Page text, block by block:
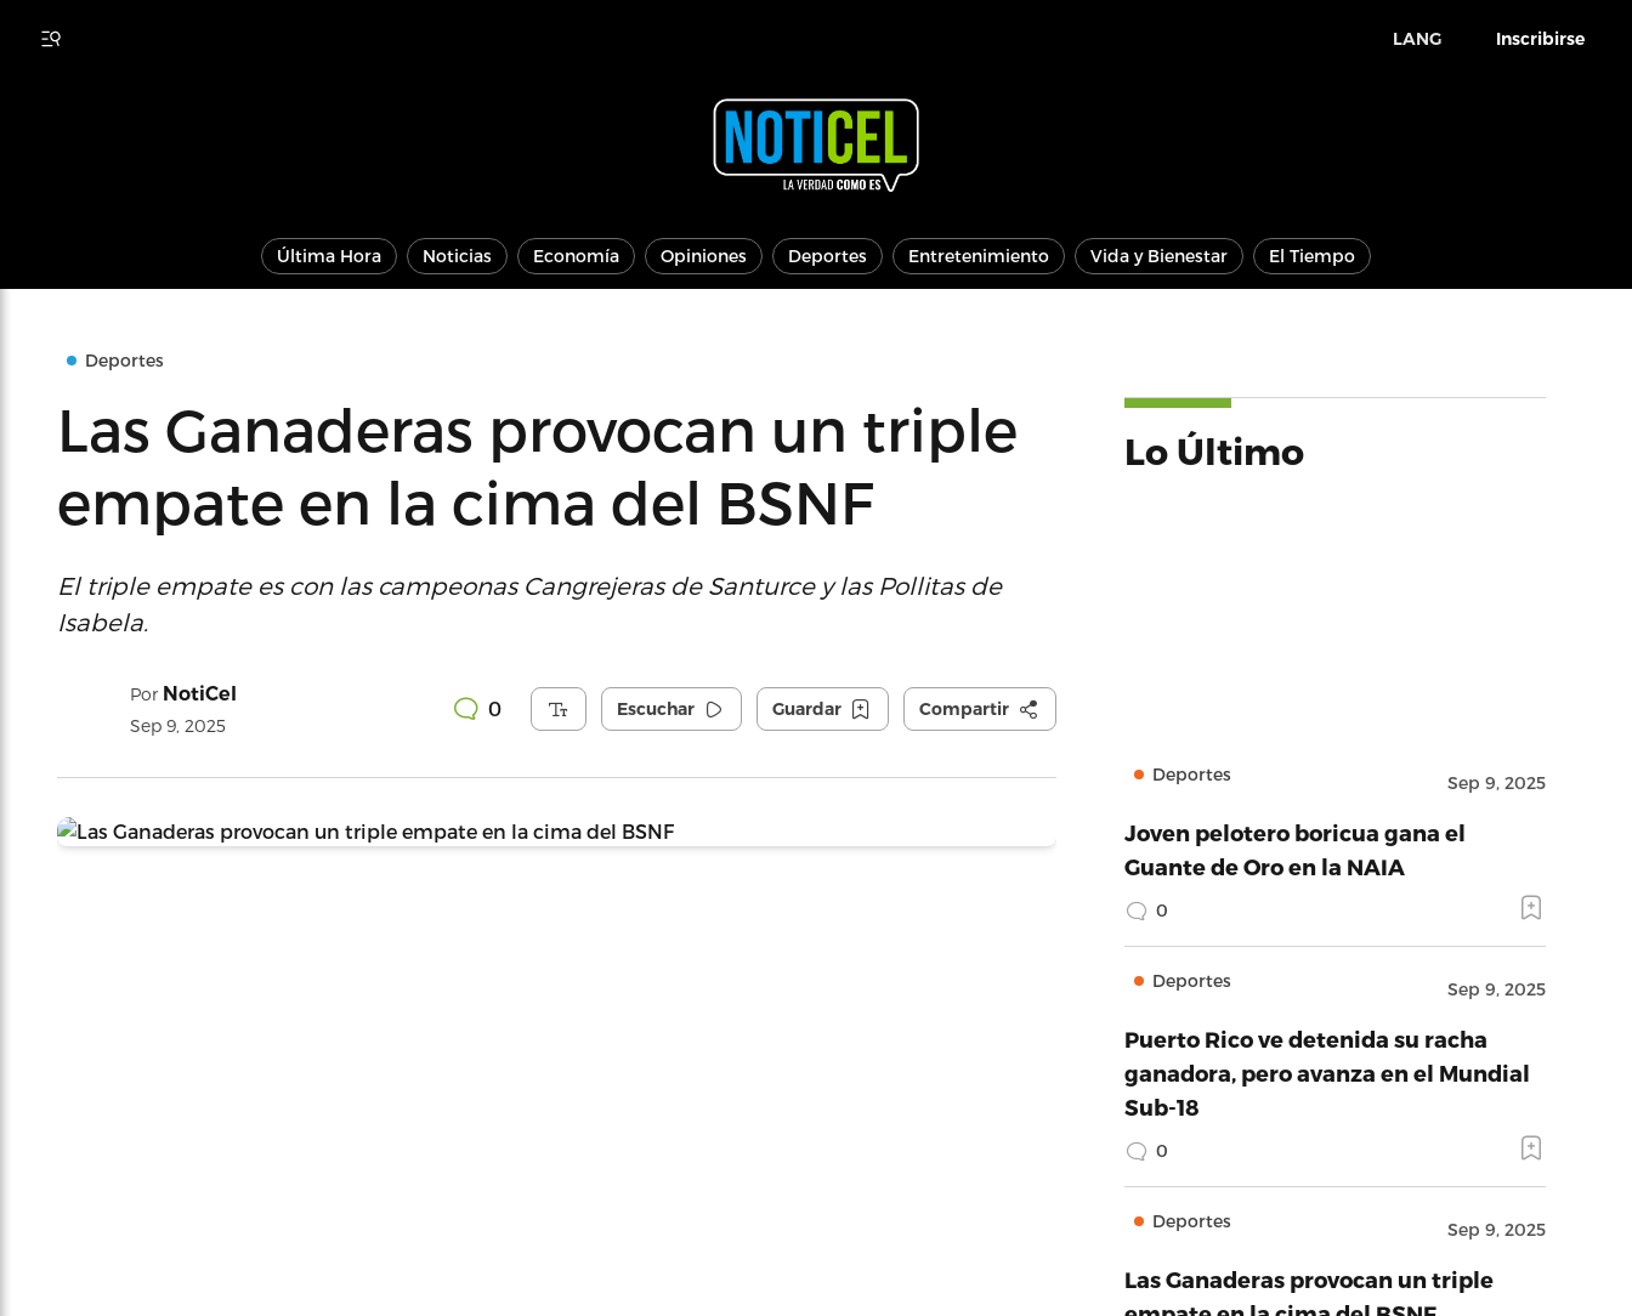
LANG Inscribirse
Última Hora Noticias Economía Opiniones Deportes Entretenimiento Vida y Bienestar El Tiempo
Deportes
Las Ganaderas provocan un triple
empate en la cima del BSNF
El triple empate es con las campeonas Cangrejeras de Santurce y las Pollitas de
Isabela.
Por NotiCel
Sep 9, 2025
0 Escuchar Guardar Compartir
Lo Último
Deportes Sep 9, 2025
Joven pelotero boricua gana el
Guante de Oro en la NAIA
0
Deportes Sep 9, 2025
Puerto Rico ve detenida su racha
ganadora, pero avanza en el Mundial
Sub-18
0
Deportes Sep 9, 2025
Las Ganaderas provocan un triple